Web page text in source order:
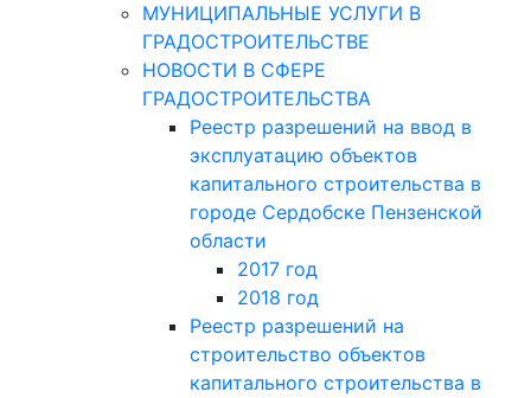
МУНИЦИПАЛЬНЫЕ УСЛУГИ В
ГРАДОСТРОИТЕЛЬСТВЕ
НОВОСТИ В СФЕРЕ
ГРАДОСТРОИТЕЛЬСТВА
Реестр разрешений на ввод в
эксплуатацию объектов
капитального строительства в
городе Сердобске Пензенской
области
2017 год
2018 год
Реестр разрешений на
строительство объектов
капитального строительства в